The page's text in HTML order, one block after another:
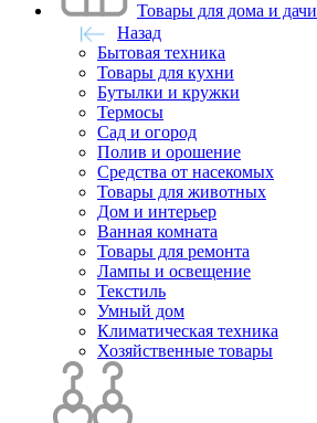
Товары для дома и дачи
Назад
Бытовая техника
Товары для кухни
Бутылки и кружки
Термосы
Сад и огород
Полив и орошение
Средства от насекомых
Товары для животных
Дом и интерьер
Ванная комната
Товары для ремонта
Лампы и освещение
Текстиль
Умный дом
Климатическая техника
Хозяйственные товары